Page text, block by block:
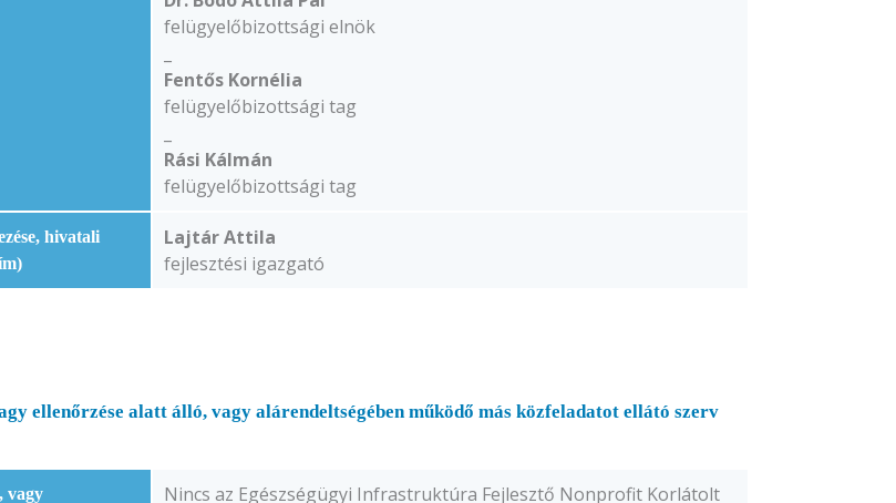
felügyelőbizottsági elnök
Fentős Kornélia
felügyelőbizottsági tag
Rási Kálmán
felügyelőbizottsági tag
hivatali
Lajtár Attila
fejlesztési igazgató
ellenőrzése alatt álló, vagy alárendeltségében működő más közfeladatot ellátó szerv
vagy
Nincs az Egészségügyi Infrastruktúra Fejlesztő Nonprofit Korlátolt